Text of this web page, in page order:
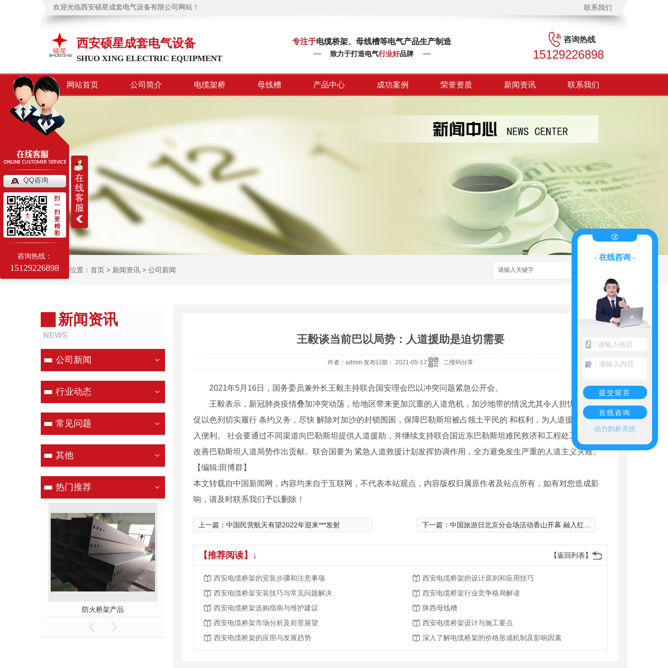
欢迎光临西安硕星成套电气设备有限公司网站！ 联系我们
西安硕星成套电气设备
SHUO XING ELECTRIC EQUIPMENT
专注于电缆桥架、母线槽等电气产品生产制造
致力于打造电气行业好品牌
咨询热线
15129226898
网站首页 公司简介 电缆架桥 母线槽 产品中心 成功案例 荣誉资质 新闻资讯 联系我们
当前位置： 首页 > 新闻资讯 > 公司新闻
新闻资讯
NEWS
公司新闻
行业动态
常见问题
其他
热门推荐
防火桥架产品 镀锌桥架产品
王毅谈当前巴以局势：人道援助是迫切需要
作者：admin 发布日期： 2021-05-17 二维码分享
2021年5月16日，国务委员兼外长王毅主持联合国安理会巴以冲突问题紧急公开会。
王毅表示，新冠肺炎疫情叠加冲突动荡，给地区带来更加沉重的人道危机，加沙地带的情况尤其令人担忧。我们敦
促以色列切实履行 条约义务，尽快 解除对加沙的封锁围困，保障巴勒斯坦被占领土平民的 和权利，为人道援助提供准
入便利。 社会要通过不同渠道向巴勒斯坦提供人道援助，并继续支持联合国近东巴勒斯坦难民救济和工程处工作，为
改善巴勒斯坦人道局势作出贡献。联合国要为 紧急人道救援计划发挥协调作用，全力避免发生严重的人道主义灾难。
【编辑:田博群】
本文转载自中国新闻网，内容均来自于互联网，不代表本站观点，内容版权归属原作者及站点所有，如有对您造成影
响，请及时联系我们予以删除！
上一篇： 中国民营航天有望2022年迎来***发射 下一篇： 中国旅游日北京分会场活动香山开幕 融入红色和冬奥元素
【返回列表】
【推荐阅读】↓
西安电缆桥架的安装步骤和注意事项
西安电缆桥架的设计原则和应用技巧
西安电缆桥架安装技巧与常见问题解决
西安电缆桥架行业竞争格局解读
西安电缆桥架选购指南与维护建议
陕西母线槽
西安电缆桥架市场分析及前景展望
西安电缆桥架设计与施工要点
西安电缆桥架的应用与发展趋势
深入了解电缆桥架的价格形成机制及影响因素
在
线
客
服
QQ咨询
扫
一
扫
更
精
彩
咨询热线：
15129226898
- 在线咨询 -
：
：
提交留言
在线咨询
动力鹊桥系统